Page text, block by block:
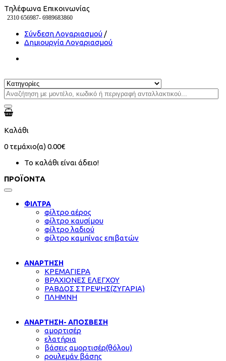
Τηλέφωνα Επικοινωνίας
2310 656987- 6989683860
Σύνδεση Λογαριασμού /
Δημιουργία Λογαριασμού
Καλάθι
0τεμάχιο(α)0.00€
Το καλάθι είναι άδειο!
ΠΡΟΪΟΝΤΑ
ΦΙΛΤΡΑ
φίλτρο αέρος
φίλτρο καυσίμου
φίλτρο λαδιού
φίλτρο καμπίνας επιβατών
ΑΝΑΡΤΗΣΗ
ΚΡΕΜΑΓΙΕΡΑ
ΒΡΑΧΙΟΝΕΣ ΕΛΕΓΧΟΥ
ΡΑΒΔΟΣ ΣΤΡΕΨΗΣ(ΖΥΓΑΡΙΑ)
ΠΛΗΜΝΗ
ΑΝΑΡΤΗΣΗ- ΑΠΟΣΒΕΣΗ
αμορτισέρ
ελατήρια
βάσεις αμορτισέρ(θόλου)
ρουλεμάν βάσης